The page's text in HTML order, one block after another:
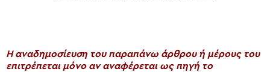
H αναδημοσίευση του παραπάνω άρθρου ή μέρους του
επιτρέπεται μόνο αν αναφέρεται ως πηγή το